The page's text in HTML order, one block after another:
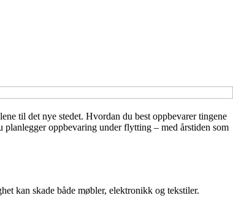
til det nye stedet. Hvordan du best oppbevarer tingene
oppbevaring under flytting – med årstiden som
kan skade både møbler, elektronikk og tekstiler.